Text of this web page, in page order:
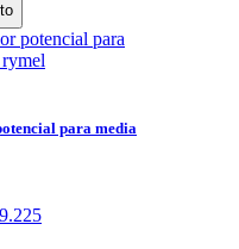
para media